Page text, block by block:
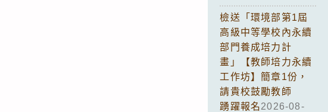
檢送「環境部第1屆
高級中等學校內永續
部門養成培力計
畫」【教師培力永續
工作坊】簡章1份，
請貴校鼓勵教師
踴躍報名2026-08-